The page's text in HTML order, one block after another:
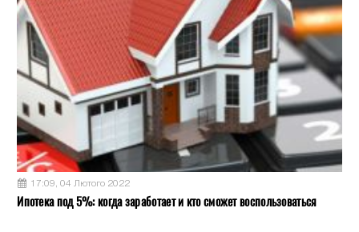
17:09, 04 Лютого 2022
Ипотека под 5%: когда заработает и кто сможет воспользоваться